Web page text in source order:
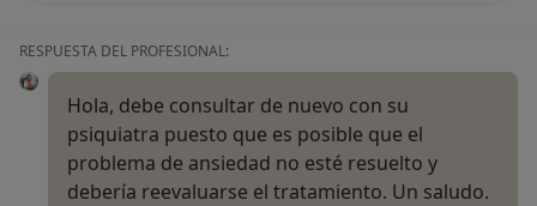
RESPUESTA DEL PROFESIONAL:
Hola, debe consultar de nuevo con su
psiquiatra puesto que es posible que el
problema de ansiedad no esté resuelto y
debería reevaluarse el tratamiento. Un saludo.